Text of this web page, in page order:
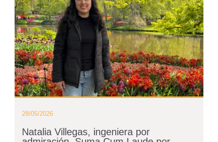
28/05/2026
Natalia Villegas, ingeniera por